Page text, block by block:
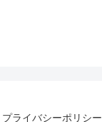
プライバシーポリシー